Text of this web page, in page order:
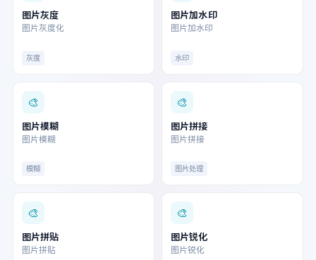
图片灰度
图片灰度化
灰度
图片加水印
图片加水印
水印
🎨
图片模糊
图片模糊
模糊
🎨
图片拼接
图片拼接
图片处理
🎨
图片拼贴
图片拼贴
🎨
图片锐化
图片锐化